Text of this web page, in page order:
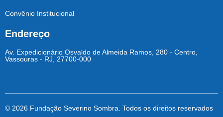
Convênio Institucional
Endereço
Av. Expedicionário Osvaldo de Almeida Ramos, 280 - Centro,
Vassouras - RJ, 27700-000
© 2026 Fundação Severino Sombra. Todos os direitos reservados